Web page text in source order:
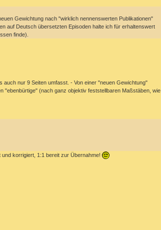
Gewichtung nach "wirklich nennenswerten Publikationen"
auf Deutsch übersetzten Episoden halte ich für erhaltenswert
finde).
nur 9 Seiten umfasst. - Von einer "neuen Gewichtung"
(nach ganz objektiv feststellbaren Maßstäben, wie
korrigiert, 1:1 bereit zur Übernahme!